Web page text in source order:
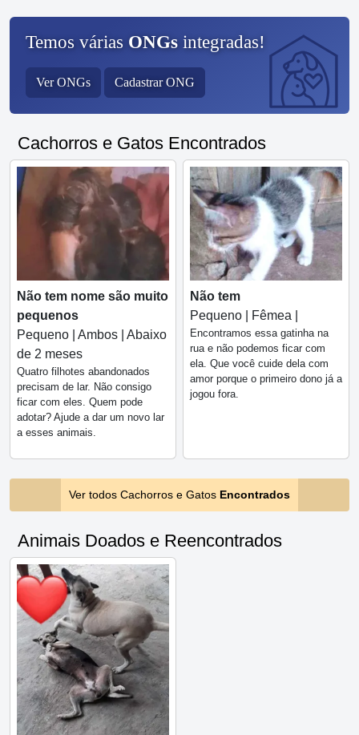
Temos várias ONGs integradas!
Ver ONGs Cadastrar ONG
Cachorros e Gatos Encontrados
Não tem nome são muito
pequenos
Pequeno | Ambos | Abaixo
de 2 meses
Quatro filhotes abandonados
precisam de lar. Não consigo
ficar com eles. Quem pode
adotar? Ajude a dar um novo lar
a esses animais.
Não tem
Pequeno | Fêmea |
Encontramos essa gatinha na
rua e não podemos ficar com
ela. Que você cuide dela com
amor porque o primeiro dono já a
jogou fora.
Ver todos Cachorros e Gatos Encontrados
Animais Doados e Reencontrados